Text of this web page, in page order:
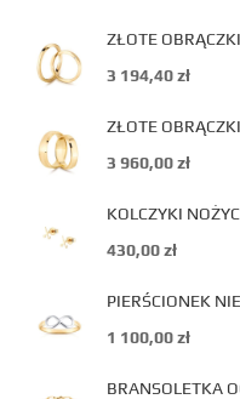
ZŁOTE
3 194,40zł
ZŁOTE
3 960,00zł
KOLCZYKI
430,00zł
PIERŚCIONEK
1 100,00zł
BRANSOLETKA